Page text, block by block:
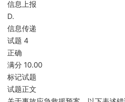
信息上报
D.
信息传递
试题 4
正确
满分 10.00
标记试题
试题正文